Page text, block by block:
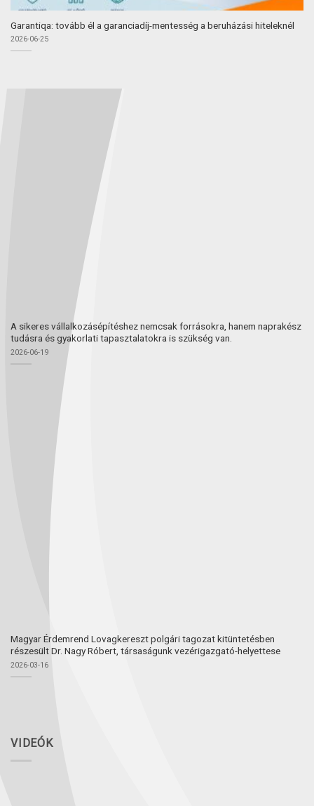
Garantiqa: tovább él a garanciadíj-mentesség a beruházási hiteleknél
2026-06-25
A sikeres vállalkozásépítéshez nemcsak forrásokra, hanem naprakész
tudásra és gyakorlati tapasztalatokra is szükség van.
2026-06-19
Magyar Érdemrend Lovagkereszt polgári tagozat kitüntetésben
részesült Dr. Nagy Róbert, társaságunk vezérigazgató-helyettese
2026-03-16
VIDEÓK